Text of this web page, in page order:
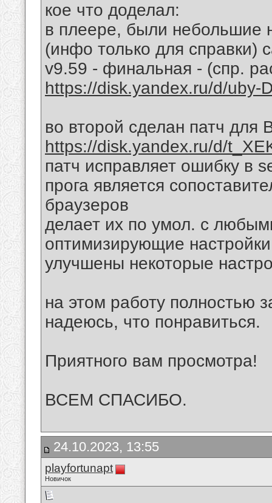
кое что доделал:
в плеере, были небольшие
(инфо только для справки)
v9.59 - финальная - (спр.
https://disk.yandex.ru/d/uby-
во второй сделан патч для
https://disk.yandex.ru/d/
патч исправляет ошибку в
прога является
браузеров
делает их по умол. с
оптимизирующие
улучшены некоторые
на этом работу полностью
надеюсь, что понравиться.
Приятного вам просмотра!
ВСЕМ СПАСИБО.
24.10.2023, 13:55
playfortunapt
Новичок